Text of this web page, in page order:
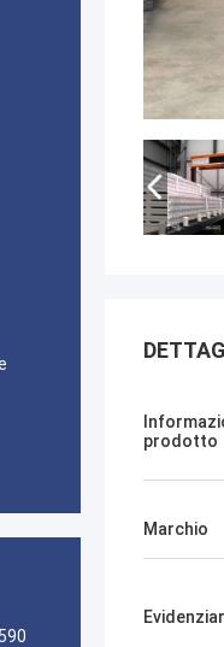
prodotto
Marchio